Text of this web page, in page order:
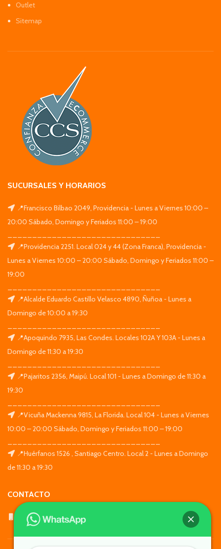
Outlet
Sitemap
SUCURSALES Y HORARIOS
📍Francisco Bilbao 2049, Providencia - Lunes a Viernes 10:00 –
20:00 Sábado, Domingo y Feriados 11:00 – 19:00
📍Providencia 2251. Local 024 y 44 (Zona Franca), Providencia -
Lunes a Viernes 10:00 – 20:00 Sábado, Domingo y Feriados 11:00 –
19:00
📍Alcalde Eduardo Castillo Velasco 4890, Ñuñoa - Lunes a
Domingo de 10:00 a 19:30
📍Apoquindo 7935, Las Condes. Locales 102A Y 103A - Lunes a
Domingo de 11:30 a 19:30
📍Pajaritos 2356, Maipú. Local 101 - Lunes a Domingo de 11:30 a
19:30
📍Vicuña Mackenna 9815, La Florida. Local 104 - Lunes a Viernes
10:00 – 20:00 Sábado, Domingo y Feriados 11:00 – 19:00
📍Huérfanos 1526 , Santiago Centro. Local 2 - Lunes a Domingo
de 11:30 a 19:30
CONTACTO
WhatsApp: +569 7564 4676